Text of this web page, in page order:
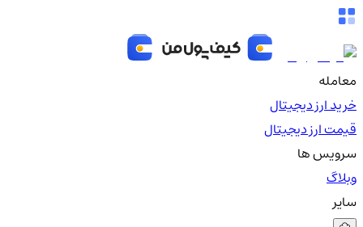
معامله
خرید ارز دیجیتال
قیمت ارز دیجیتال
سرویس ها
وبلاگ
سایر